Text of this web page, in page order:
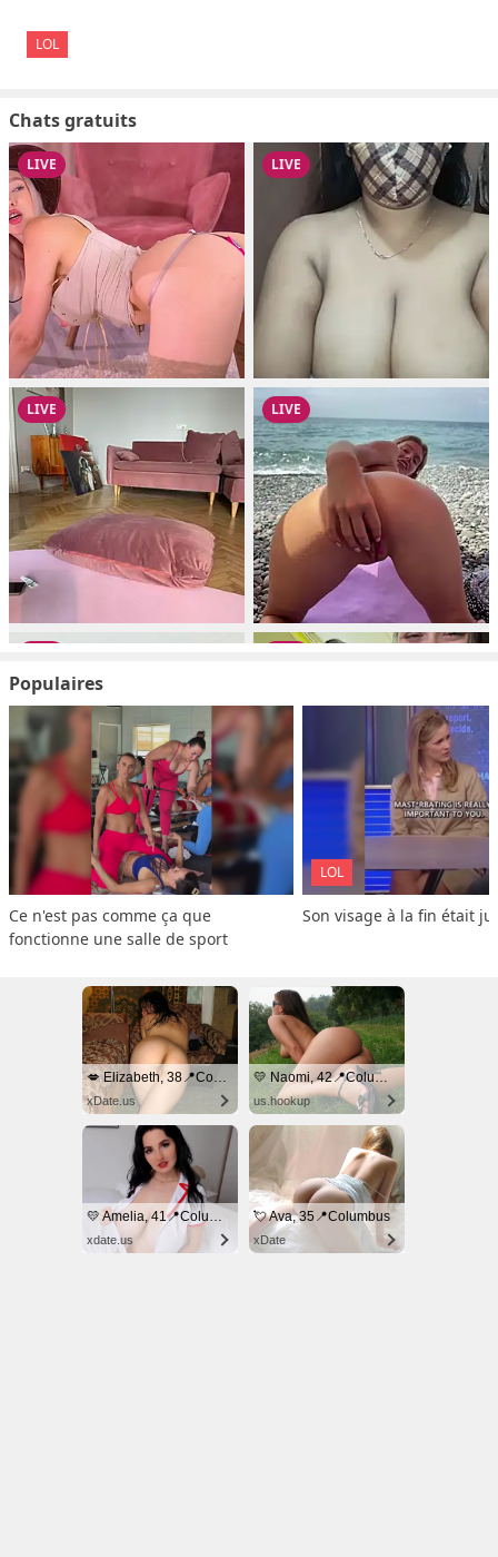
LOL
Chats gratuits
Populaires
Ce n'est pas comme ça que
fonctionne une salle de sport
LOL
Son visage à la fin était